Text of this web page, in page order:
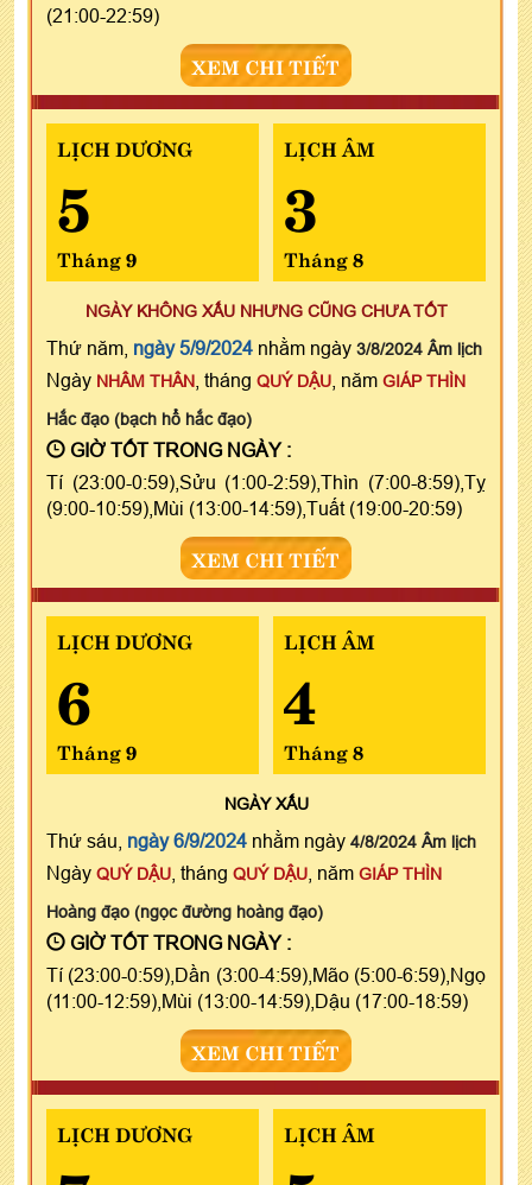
(21:00-22:59)
XEM CHI TIẾT
LỊCH DƯƠNG
5
Tháng 9
LỊCH ÂM
3
Tháng 8
NGÀY KHÔNG XẤU NHƯNG CŨNG CHƯA TỐT
Thứ năm, ngày 5/9/2024 nhằm ngày 3/8/2024 Âm lịch
Ngày NHÂM THÂN , tháng QUÝ DẬU , năm GIÁP THÌN
Hắc đạo (bạch hổ hắc đạo)
GIỜ TỐT TRONG NGÀY :
Tí (23:00-0:59),Sửu (1:00-2:59),Thìn (7:00-8:59),Tỵ
(9:00-10:59),Mùi (13:00-14:59),Tuất (19:00-20:59)
XEM CHI TIẾT
LỊCH DƯƠNG
6
Tháng 9
LỊCH ÂM
4
Tháng 8
NGÀYXẤU
Thứ sáu, ngày 6/9/2024 nhằm ngày 4/8/2024 Âm lịch
Ngày QUÝ DẬU , tháng QUÝ DẬU , năm GIÁP THÌN
Hoàng đạo (ngọc đường hoàng đạo)
GIỜ TỐT TRONG NGÀY :
Tí (23:00-0:59),Dần (3:00-4:59),Mão (5:00-6:59),Ngọ
(11:00-12:59),Mùi (13:00-14:59),Dậu (17:00-18:59)
XEM CHI TIẾT
LỊCH DƯƠNG LỊCH ÂM